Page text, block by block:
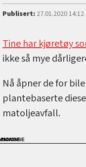
Publisert:27.01.2020 14:12
Tine har kjøretøy
ikke så mye
Nå åpner de for
plantebaserte
matoljeavfall.